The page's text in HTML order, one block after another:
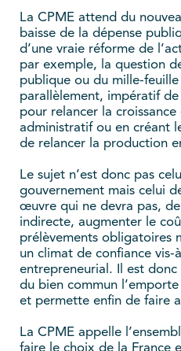
La CPME attend du
baisse de la dépense
d’une vraie réforme de
par exemple, la question
publique ou du mille-
parallèlement, impératif
pour relancer la
administratif ou en créant
de relancer la production
Le sujet n’est donc pas
gouvernement mais celui
œuvre qui ne devra pas,
indirecte, augmenter le
prélèvements obligatoires
un climat de confiance vis-
entrepreneurial. Il est donc
du bien commun
et permette enfin de faire
La CPME appelle
faire le choix de la France